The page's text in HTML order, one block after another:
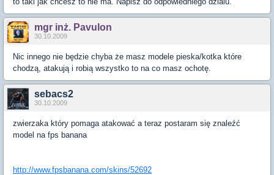
mgr inż. Pavulon
30.10.2009
Nic innego nie będzie chyba że masz modele pieska/kotka które
chodzą, atakują i robią wszystko to na co masz ochotę.
sebacs2
30.10.2009
zwierzaka który pomaga atakować a teraz postaram się znaleźć
model na fps banana
http://www.fpsbanana.com/skins/52692